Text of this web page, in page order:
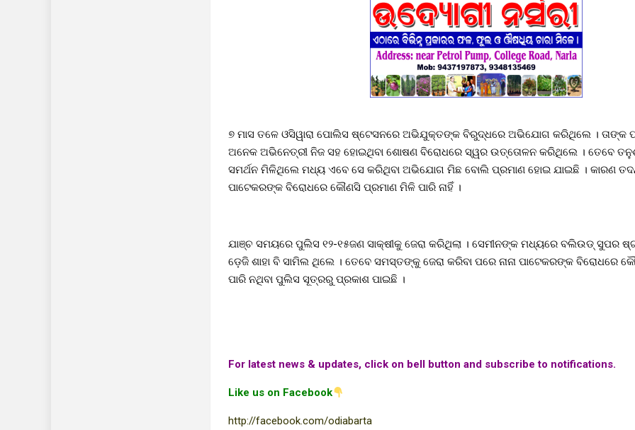
୭ ମାସ ତଳେ ଓସିୱାରା ପୋଲିସ ଷ୍ଟେସନରେ ଅଭିଯୁକ୍ତଙ୍କ ବିରୁଦ୍ଧରେ ଅଭିଯୋଗ କରିଥିଲେ ।
ଅନେକ ଅଭିନେତ୍ରୀ ନିଜ ସହ ହୋଇଥିବା ଶୋଷଣ ବିରୋଧରେ ସ୍ୱର ଉତ୍ତୋଳନ କରିଥିଲେ । ତେବେ
ସମର୍ଥନ ମିଳିଥିଲେ ମଧ୍ୟ ଏବେ ସେ କରିଥିବା ଅଭିଯୋଗ ମିଛ ବୋଲି ପ୍ରମାଣ ହୋଇ ଯାଇଛି । କାରଣ
ପାଟେକରଙ୍କ ବିରୋଧରେ କୌଣସି ପ୍ରମାଣ ମିଳି ପାରି ନାହିଁ ।
ଯାଞ୍ଚ ସମୟରେ ପୁଲିସ ୧୨-୧୫ଜଣ ସାକ୍ଷୀକୁ ଜେରା କରିଥିଲା । ସେମୀନଙ୍କ ମଧ୍ୟରେ ବଲିଉଡ୍ ସୁପର
ଡ଼େଜି ଶାହା ବି ସାମିଲ ଥିଲେ । ତେବେ ସମସ୍ତଙ୍କୁ ଜେରା କରିବା ପରେ ନାନା ପାଟେକରଙ୍କ ବିରୋଧରେ
ପାରି ନଥିବା ପୁଲିସ ସୂତ୍ରରୁ ପ୍ରକାଶ ପାଇଛି ।
For latest news & updates, click on bell button and subscribe to notifications.
Like us on Facebook
http://facebook.com/odiabarta